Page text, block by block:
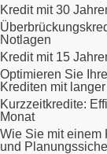
Kredit mit 30
Notlagen
Kredit mit 15
Optimieren Sie
Krediten mit
Kurzzeitkredite:
Monat
Wie Sie mit einem
und